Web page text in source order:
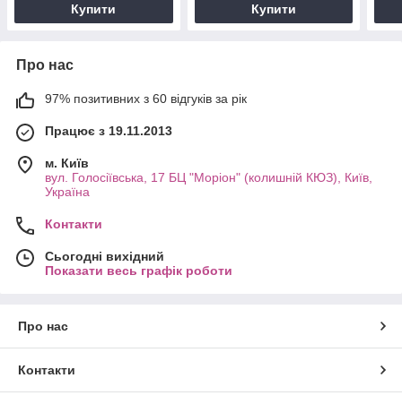
Купити Купити
Про нас
97% позитивних з 60 відгуків за рік
Працює з 19.11.2013
м. Київ
вул. Голосіївська, 17 БЦ "Моріон" (колишній КЮЗ), Київ,
Україна
Контакти
Сьогодні вихідний
Показати весь графік роботи
Про нас
Контакти